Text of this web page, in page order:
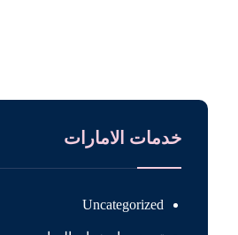
خدمات الامارات
Uncategorized